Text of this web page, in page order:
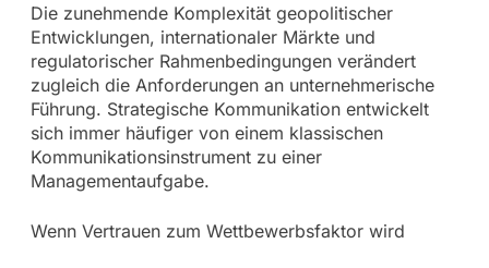
Die zunehmende Komplexität geopolitischer
Entwicklungen, internationaler Märkte und
regulatorischer Rahmenbedingungen verändert
zugleich die Anforderungen an unternehmerische
Führung. Strategische Kommunikation entwickelt
sich immer häufiger von einem klassischen
Kommunikationsinstrument zu einer
Managementaufgabe.
Wenn Vertrauen zum Wettbewerbsfaktor wird